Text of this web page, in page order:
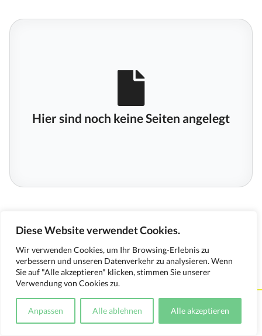
Diese Website verwendet Cookies.
Wir verwenden Cookies, um Ihr Browsing-Erlebnis zu
verbessern und unseren Datenverkehr zu analysieren. Wenn
Sie auf "Alle akzeptieren" klicken, stimmen Sie unserer
Verwendung von Cookies zu.
Anpassen Alle ablehnen Alle akzeptieren
Hier sind noch keine Seiten angelegt
Kontakt Impressum Datenschutzerklärung
Medienverwendungsnachweis